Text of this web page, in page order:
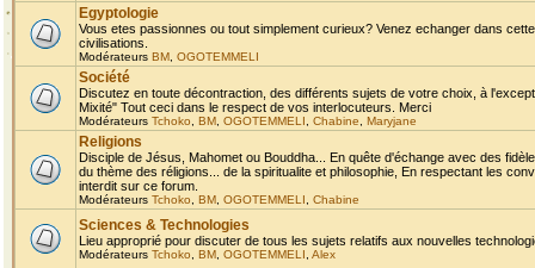
Egyptologie
Vous etes passionnes ou tout simplement curieux? Venez echanger dans
civilisations.
Modérateurs BM OGOTEMMELI
Société
Discutez en toute décontraction, des différents sujets de votre choix, à
Mixité" Tout ceci dans le respect de vos interlocuteurs. Merci
Modérateurs Tchoko BM OGOTEMMELI Chabine Maryjane
Religions
Disciple de Jésus, Mahomet ou Bouddha... En quête d'échange avec des
du thème des réligions... de la spiritualite et philosophie, En respectant les
interdit sur ce forum.
Modérateurs Tchoko BM OGOTEMMELI Chabine
Sciences & Technologies
Lieu approprié pour discuter de tous les sujets relatifs aux nouvelles
Modérateurs Tchoko BM OGOTEMMELI Alex